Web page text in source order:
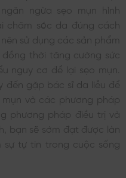
ngừa sẹo mụn hình
chăm sóc da đúng cách
sử dụng các sản phẩm
thời tăng cường sức
nguy cơ để lại sẹo mụn.
đến gặp bác sĩ da liễu để
và các phương pháp
phương pháp điều trị và
bạn sẽ sớm đạt được làn
sự tự tin trong cuộc sống